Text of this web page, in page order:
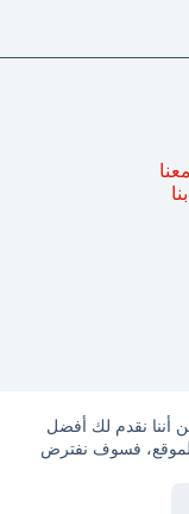
أننا نقدم لك أفضل
فسوف نفترض